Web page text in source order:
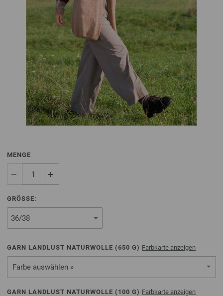
MENGE
GRÖSSE:
GARN LANDLUST NATURWOLLE (650 G) Farbkarte anzeigen
Farbe auswählen »
GARN LANDLUST NATURWOLLE ( 100 G) Farbkarte anzeigen